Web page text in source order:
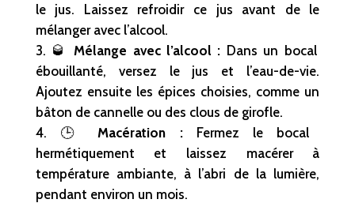
le jus. Laissez refroidir ce jus avant de le
mélanger avec l’alcool.
🥃 Mélange avec l’alcool : Dans un bocal
ébouillanté, versez le jus et l’eau-de-vie.
Ajoutez ensuite les épices choisies, comme un
bâton de cannelle ou des clous de girofle.
🕒 Macération :Fermez le bocal
hermétiquement et laissez macérer à
température ambiante, à l’abri de la lumière,
pendant environ un mois.